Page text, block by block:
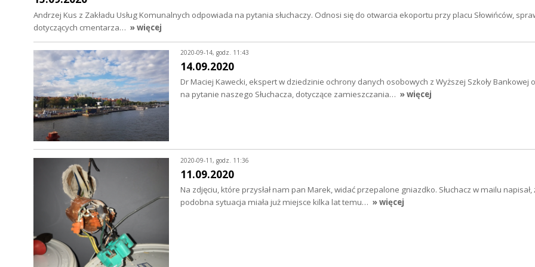
Andrzej Kus z Zakładu Usług Komunalnych odpowiada na pytania słuchaczy. Odnosi się do otwarcia ekoportu przy placu Słowińców,
dotyczących cmentarza… » więcej
2020-09-14, godz. 11:43
14.09.2020
Dr Maciej Kawecki, ekspert w dziedzinie ochrony danych osobowych z Wyższej Szkoły Bankowej
na pytanie naszego Słuchacza, dotyczące zamieszczania… » więcej
2020-09-11, godz. 11:36
11.09.2020
Na zdjęciu, które przysłał nam pan Marek, widać przepalone gniazdko. Słuchacz w mailu napisał,
podobna sytuacja miała już miejsce kilka lat temu… » więcej